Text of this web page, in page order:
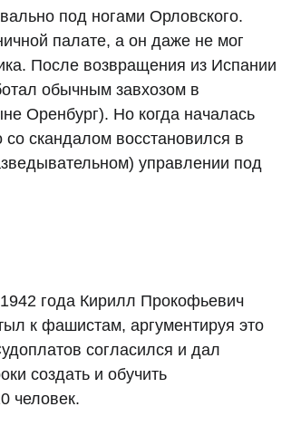
под ногами Орловского.
палате, а он даже не мог
После возвращения из Испании
обычным завхозом в
Оренбург). Но когда началась
скандалом восстановился в
управлении под
года Кирилл Прокофьевич
к фашистам, аргументируя это
согласился и дал
создать и обучить
человек.